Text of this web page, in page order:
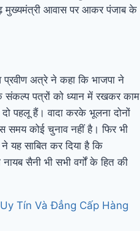
मुख्यमंत्री आवास पर आकर पंजाब के
प्रवीण अत्रे ने कहा कि भाजपा ने
पत्रों को ध्यान में रखकर काम
पहलू हैं। वादा करके भूलना दोनों
समय कोई चुनाव नहीं है। फिर भी
ने यह साबित कर दिया है कि
सैनी भी सभी वर्गों के हित की
Tín Và Đẳng Cấp Hàng